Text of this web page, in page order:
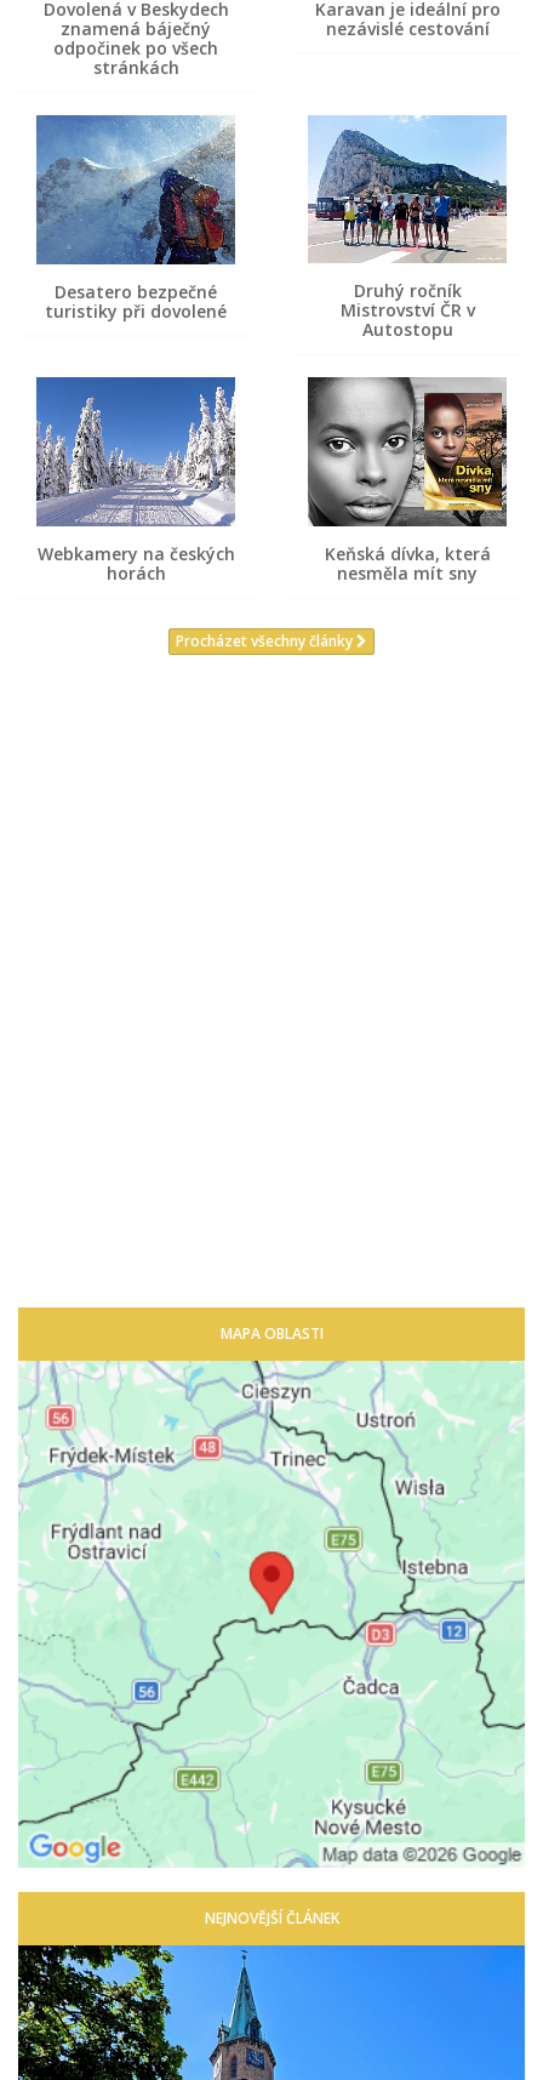
Dovolená v Beskydech
znamená báječný
odpočinek po všech
stránkách
Karavan je ideální pro
nezávislé cestování
Desatero bezpečné
turistiky při dovolené
Druhý ročník
Mistrovství ČR v
Autostopu
Webkamery na českých
horách
Keňská dívka, která
nesměla mít sny
Procházet všechny články
MAPA OBLASTI
NEJNOVĚJŠÍ ČLÁNEK